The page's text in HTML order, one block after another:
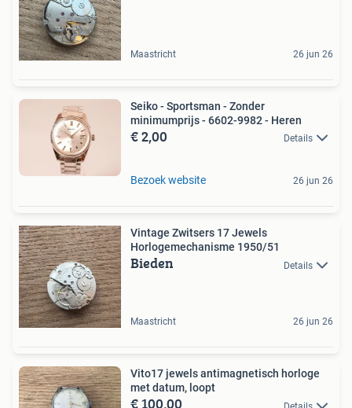
Maastricht 26 jun 26
Seiko - Sportsman - Zonder
minimumprijs - 6602-9982 - Heren
€ 2,00 Details
Bezoek website 26 jun 26
Vintage Zwitsers 17 Jewels
Horlogemechanisme 1950/51
Bieden Details
Maastricht 26 jun 26
Vito17 jewels antimagnetisch horloge
met datum, loopt